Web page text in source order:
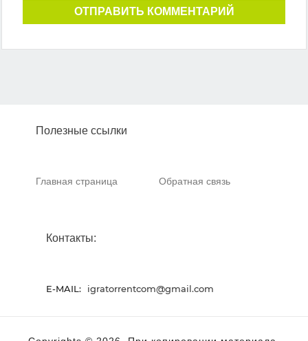
ОТПРАВИТЬ КОММЕНТАРИЙ
Полезные ссылки
Главная страница Обратная связь
Контакты:
E-MAIL: igratorrentcom@gmail.com